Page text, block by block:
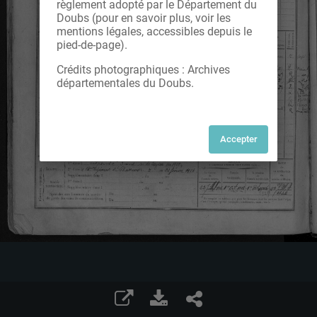
règlement adopté par le Département du
Doubs (pour en savoir plus, voir les
mentions légales, accessibles depuis le
pied-de-page).
Crédits photographiques : Archives
départementales du Doubs.